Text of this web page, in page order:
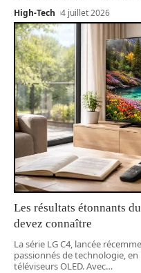
High-Tech 4 juillet 2026
Les résultats étonnants
devez connaître
La série LG C4, lancée
passionnés de technologie,
téléviseurs OLED. Avec…